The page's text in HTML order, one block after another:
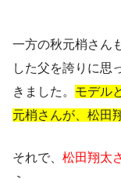
一方の秋元梢さん
した父を誇りに思
きました。 モデル
元梢さんが、松田
それで、 松田翔太